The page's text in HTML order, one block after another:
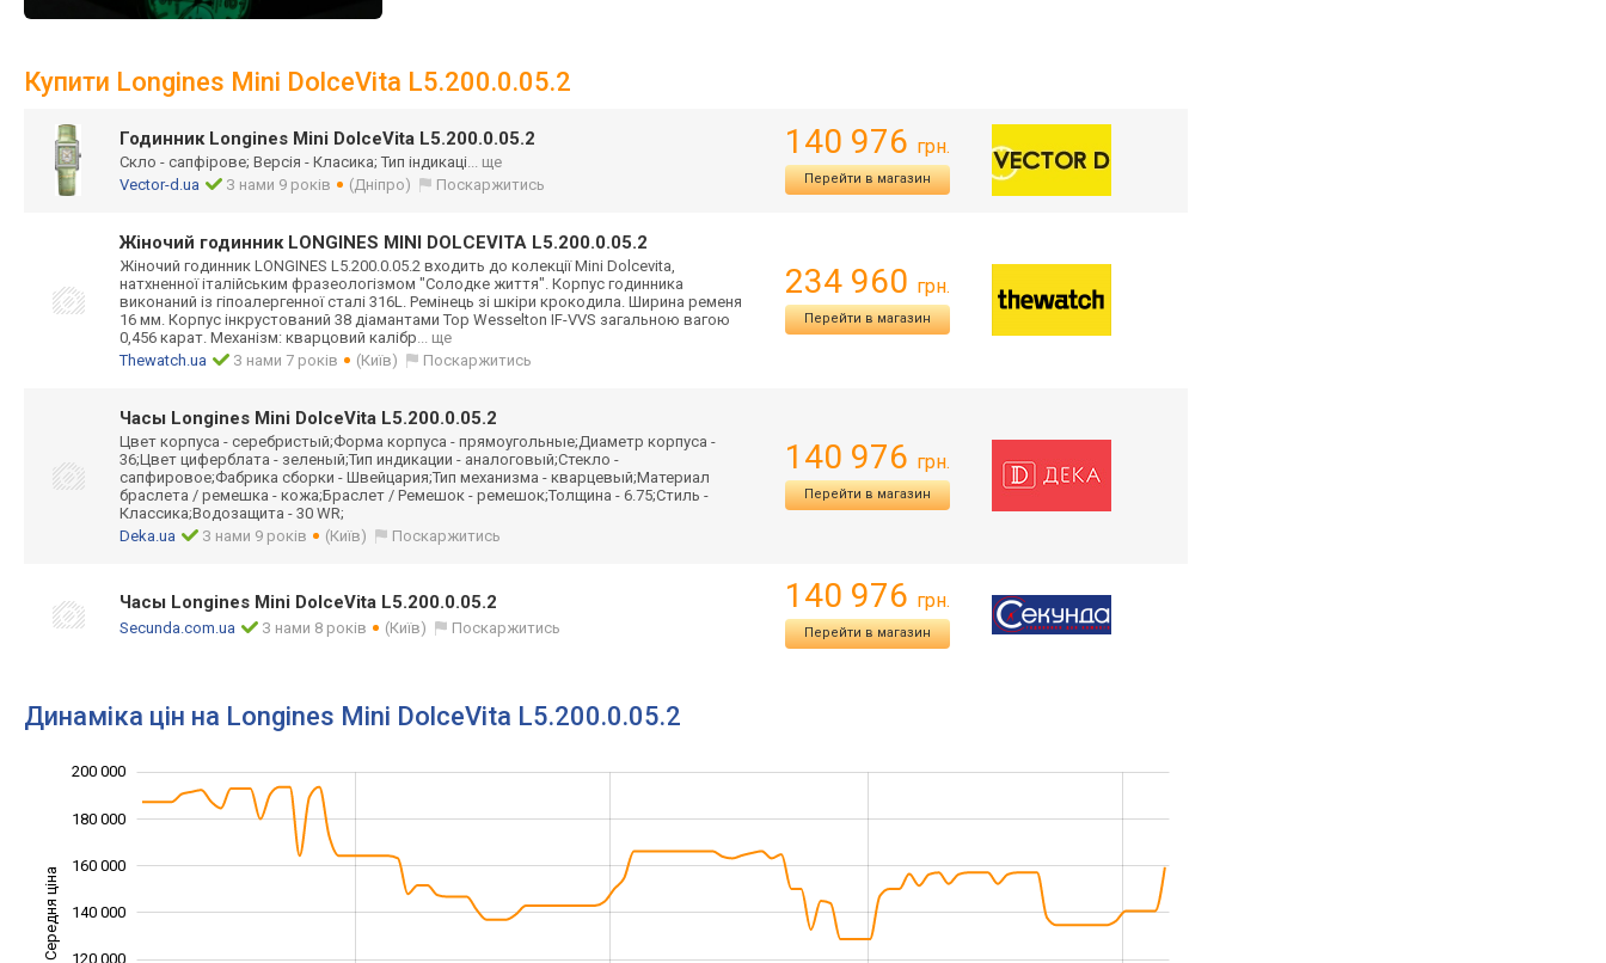
Купити Longines Mini DolceVita L5.200.0.05.2
Годинник Longines Mini DolceVita L5.200.0.05.2
Скло - сапфірове; Версія - Класика; Тип індикаці... ще
Vector-d.ua
З нами 9 років (Дніпро) Поскаржитись
140 976 грн.
Перейти в магазин
Жіночий годинник LONGINES MINI DOLCEVITA L5.200.0.05.2
Жіночий годинник LONGINES L5.200.0.05.2 входить до колекції Mini Dolcevita,
натхненної італійським фразеологізмом "Солодке життя". Корпус годинника
виконаний із гіпоалергенної сталі 316L. Ремінець зі шкіри крокодила. Ширина ременя
16 мм. Корпус інкрустований 38 діамантами Top Wesselton IF-VVS загальною вагою
0,456 карат. Механізм: кварцовий калібр... ще
Thewatch.ua
З нами 7 років (Київ) Поскаржитись
234 960 грн.
Перейти в магазин
Часы Longines Mini DolceVita L5.200.0.05.2
Цвет корпуса - серебристый;Форма корпуса - прямоугольные;Диаметр корпуса -
36;Цвет циферблата - зеленый;Тип индикации - аналоговый;Стекло -
сапфировое;Фабрика сборки - Швейцария;Тип механизма - кварцевый;Материал
браслета / ремешка - кожа;Браслет / Ремешок - ремешок;Толщина - 6.75;Стиль -
Классика;Водозащита - 30 WR;
Deka.ua
З нами 9 років (Київ) Поскаржитись
140 976 грн.
Перейти в магазин
Часы Longines Mini DolceVita L5.200.0.05.2
Secunda.com.ua З нами 8 років (Київ) Поскаржитись
140 976 грн.
Перейти в магазин
Динаміка цін на Longines Mini DolceVita L5.200.0.05.2
Середня ціна 100 000
120 000
140 000
160 000
180 000
200 000